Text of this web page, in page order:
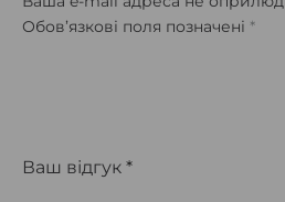
Обов’язкові поля позначені *
Ваш відгук *